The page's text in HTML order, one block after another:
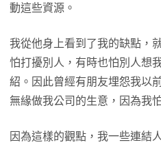
動這些資源。
我從他身上看到了我的缺點，
怕打擾別人，有時也怕別人想
紹。因此曾經有朋友埋怨我以
無緣做我公司的生意，因為我
因為這樣的觀點，我一些連結